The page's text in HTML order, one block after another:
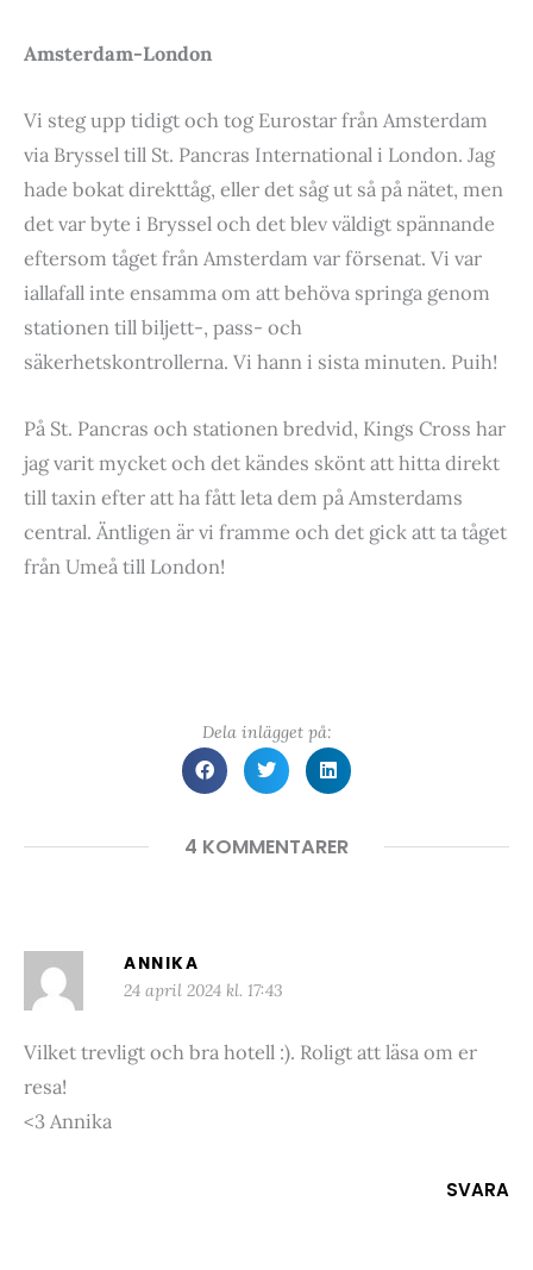
Amsterdam-London
Vi steg upp tidigt och tog Eurostar från Amsterdam
via Bryssel till St. Pancras International i London. Jag
hade bokat direkttåg, eller det såg ut så på nätet, men
det var byte i Bryssel och det blev väldigt spännande
eftersom tåget från Amsterdam var försenat. Vi var
iallafall inte ensamma om att behöva springa genom
stationen till biljett-, pass- och
säkerhetskontrollerna. Vi hann i sista minuten. Puih!
På St. Pancras och stationen bredvid, Kings Cross har
jag varit mycket och det kändes skönt att hitta direkt
till taxin efter att ha fått leta dem på Amsterdams
central. Äntligen är vi framme och det gick att ta tåget
från Umeå till London!
Dela inlägget på:
4 KOMMENTARER
ANNIKA
24 april 2024 kl. 17:43
Vilket trevligt och bra hotell :). Roligt att läsa om er
resa!
<3 Annika
SVARA